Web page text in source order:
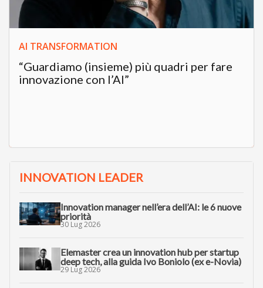
AI TRANSFORMATION
“Guardiamo (insieme) più quadri per fare
innovazione con l’AI”
INNOVATION LEADER
Innovation manager nell’era dell’AI: le 6 nuove
priorità
30 Lug 2026
Elemaster crea un innovation hub per startup
deep tech, alla guida Ivo Boniolo (ex e-Novia)
29 Lug 2026